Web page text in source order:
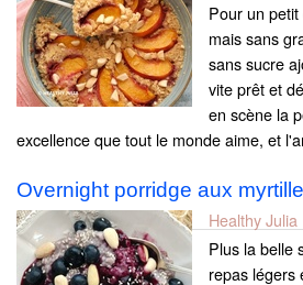
Pour un
mais sans
sans sucre
vite prêt et
en scène la
excellence que tout le monde aime, et
Overnight porridge aux
Healthy Julia
Plus la belle
repas légers